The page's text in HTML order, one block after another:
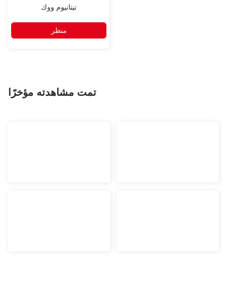
تيتانيوم ووك
منظر
تمت مشاهدته مؤخرًا